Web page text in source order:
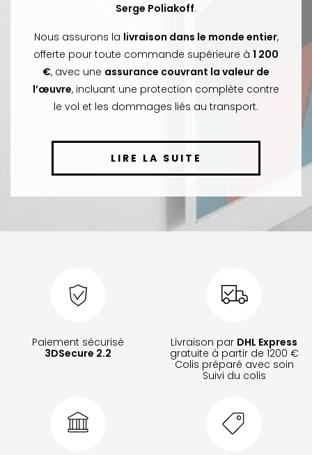
Serge Poliakoff.
Nous assurons la livraison dans le monde entier,
offerte pour toute commande supérieure à 1 200
€, avec une assurance couvrant la valeur de
l’œuvre, incluant une protection complète contre
le vol et les dommages liés au transport.
LIRE LA SUITE
Paiement sécurisé
3DSecure 2.2
Livraison par DHL Express
gratuite à partir de 1200 €
Colis préparé avec soin
Suivi du colis